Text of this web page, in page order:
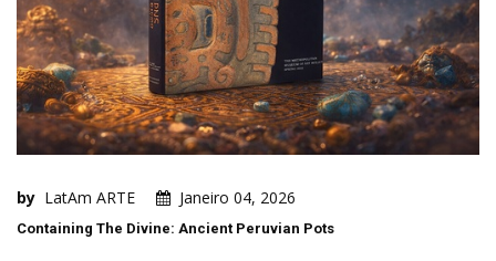
by LatAm ARTE Janeiro 04, 2026
Containing The Divine: Ancient Peruvian Pots